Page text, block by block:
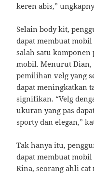
keren abis,”
Selain body kit,
dapat membuat
salah satu
mobil. Menurut Dian,
pemilihan velg yang
dapat meningkatkan
signifikan. “Velg
ukuran yang pas
sporty dan elegan,”
Tak hanya itu,
dapat membuat
Rina, seorang ahli